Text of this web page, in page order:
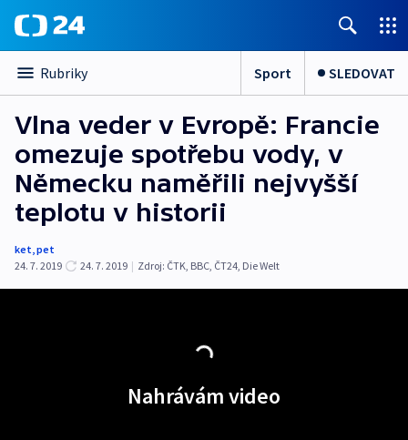
Rubriky Sport SLEDOVAT
Vlna veder v Evropě: Francie
omezuje spotřebu vody, v
Německu naměřili nejvyšší
teplotu v historii
ket,pet
24. 7. 2019
24. 7. 2019 | Zdroj: ČTK, BBC, ČT24, Die Welt
Nahrávám video